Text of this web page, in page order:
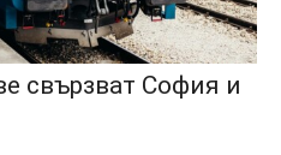
свързват София и